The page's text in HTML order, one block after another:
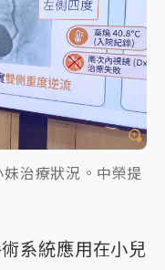
治療狀況。中榮提
系統應用在小兒